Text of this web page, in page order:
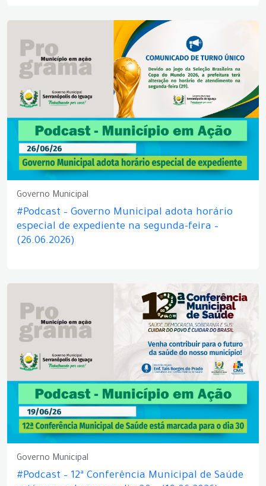
Governo Municipal
#Podcast – Governo Municipal adota horário
especial de expediente na segunda-feira –
(26.06.2026)
Governo Municipal
#Podcast – 12ª Conferência Municipal de Saúde